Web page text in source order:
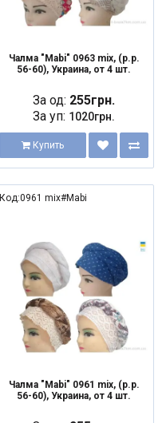
Чалма "Mabi" 0963 mix, (р.р.
56-60), Украина, от 4 шт.
За од: 255грн.
За уп: 1020грн.
Купить
Код:0961 mix#Mabi
Чалма "Mabi" 0961 mix, (р.р.
56-60), Украина, от 4 шт.